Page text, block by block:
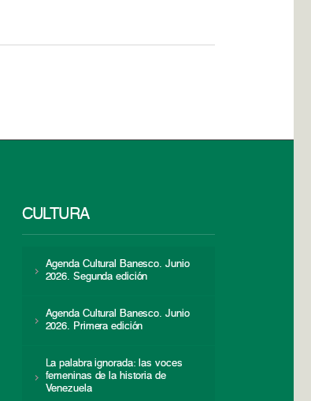
CULTURA
Agenda Cultural Banesco. Junio
2026. Segunda edición
Agenda Cultural Banesco. Junio
2026. Primera edición
La palabra ignorada: las voces
femeninas de la historia de
Venezuela